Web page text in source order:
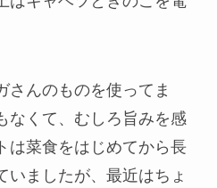
さんのものを使ってま
なくて、むしろ旨みを感
は菜食をはじめてから長
いましたが、最近はちょ